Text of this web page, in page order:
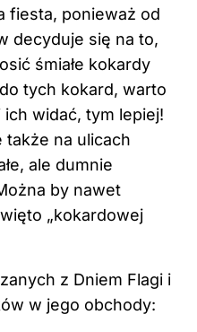
fiesta, ponieważ od
decyduje się na to,
śmiałe kokardy
tych kokard, warto
widać, tym lepiej!
także na ulicach
ale dumnie
by nawet
„kokardowej
z Dniem Flagi i
w jego obchody: